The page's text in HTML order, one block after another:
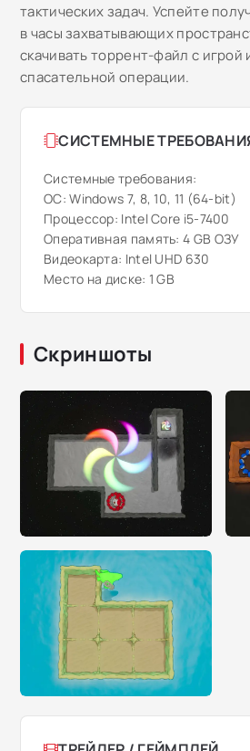
тактических задач. Успейте
в часы захватывающих
скачивать торрент-файл с
спасательной операции.
СИСТЕМНЫЕ
Системные требования:
ОС: Windows 7, 8, 10, 11 (64-bit)
Процессор: Intel Core i5-7400
Оперативная память: 4 GB ОЗУ
Видеокарта: Intel UHD 630
Место на диске: 1 GB
Скриншоты